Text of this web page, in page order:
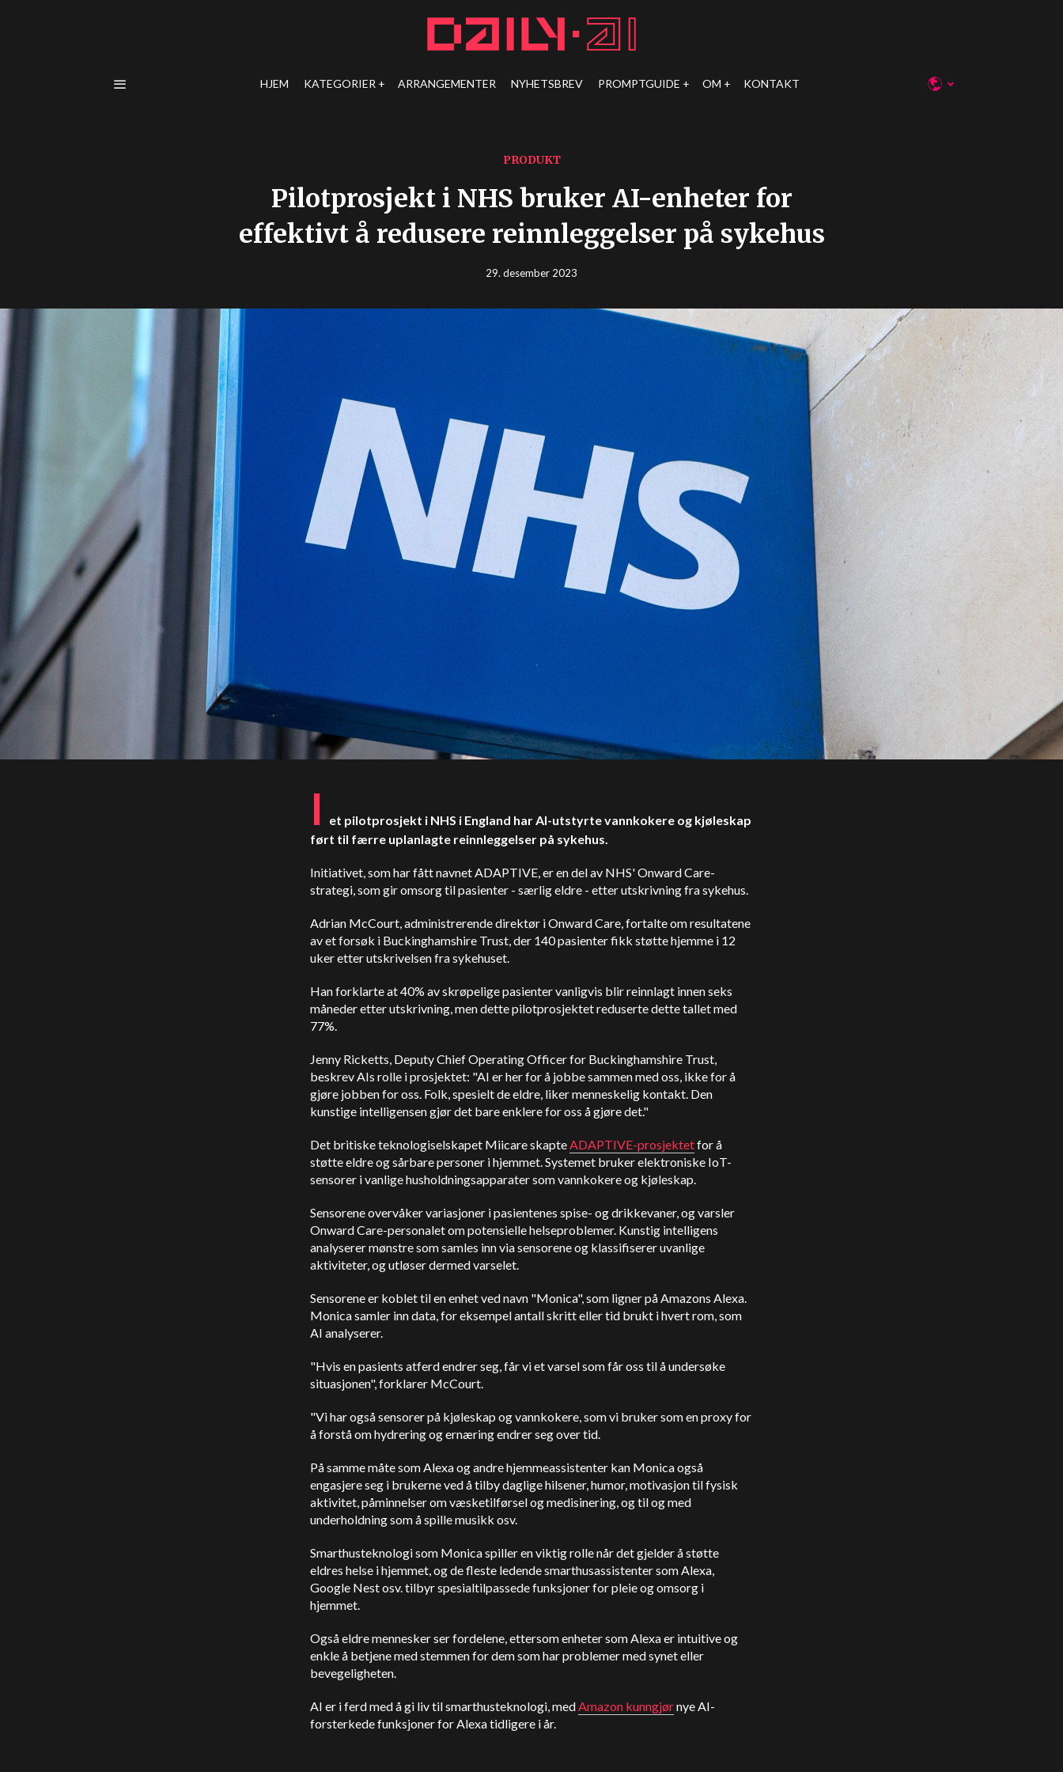
HJEM KATEGORIER ARRANGEMENTER NYHETSBREV PROMPTGUIDE OM KONTAKT
PRODUKT
Pilotprosjekt i NHS bruker AI-enheter for
effektivt å redusere reinnleggelser på sykehus
29. desember 2023
I
et pilotprosjekt i NHS i England har AI-utstyrte vannkokere og kjøleskap
ført til færre uplanlagte reinnleggelser på sykehus.
Initiativet, som har fått navnet ADAPTIVE, er en del av NHS' Onward Care-
strategi, som gir omsorg til pasienter - særlig eldre - etter utskrivning fra sykehus.
Adrian McCourt, administrerende direktør i Onward Care, fortalte om resultatene
av et forsøk i Buckinghamshire Trust, der 140 pasienter fikk støtte hjemme i 12
uker etter utskrivelsen fra sykehuset.
Han forklarte at 40% av skrøpelige pasienter vanligvis blir reinnlagt innen seks
måneder etter utskrivning, men dette pilotprosjektet reduserte dette tallet med
77%.
Jenny Ricketts, Deputy Chief Operating Officer for Buckinghamshire Trust,
beskrev AIs rolle i prosjektet: "AI er her for å jobbe sammen med oss, ikke for å
gjøre jobben for oss. Folk, spesielt de eldre, liker menneskelig kontakt. Den
kunstige intelligensen gjør det bare enklere for oss å gjøre det."
Det britiske teknologiselskapet Miicare skapteADAPTIVE-prosjektetfor å
støtte eldre og sårbare personer i hjemmet. Systemet bruker elektroniske IoT-
sensorer i vanlige husholdningsapparater som vannkokere og kjøleskap.
Sensorene overvåker variasjoner i pasientenes spise- og drikkevaner, og varsler
Onward Care-personalet om potensielle helseproblemer. Kunstig intelligens
analyserer mønstre som samles inn via sensorene og klassifiserer uvanlige
aktiviteter, og utløser dermed varselet.
Sensorene er koblet til en enhet ved navn "Monica", som ligner på Amazons Alexa.
Monica samler inn data, for eksempel antall skritt eller tid brukt i hvert rom, som
AI analyserer.
"Hvis en pasients atferd endrer seg, får vi et varsel som får oss til å undersøke
situasjonen", forklarer McCourt.
"Vi har også sensorer på kjøleskap og vannkokere, som vi bruker som en proxy for
å forstå om hydrering og ernæring endrer seg over tid.
På samme måte som Alexa og andre hjemmeassistenter kan Monica også
engasjere seg i brukerne ved å tilby daglige hilsener, humor, motivasjon til fysisk
aktivitet, påminnelser om væsketilførsel og medisinering, og til og med
underholdning som å spille musikk osv.
Smarthusteknologi som Monica spiller en viktig rolle når det gjelder å støtte
eldres helse i hjemmet, og de fleste ledende smarthusassistenter som Alexa,
Google Nest osv. tilbyr spesialtilpassede funksjoner for pleie og omsorg i
hjemmet.
Også eldre mennesker ser fordelene, ettersom enheter som Alexa er intuitive og
enkle å betjene med stemmen for dem som har problemer med synet eller
bevegeligheten.
AI er i ferd med å gi liv til smarthusteknologi, medAmazon kunngjørnye AI-
forsterkede funksjoner for Alexa tidligere i år.